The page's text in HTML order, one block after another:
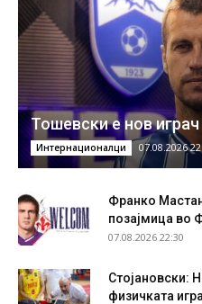
Тошевски е нов играч
Интернационалци 07.08.2026
Франко
позајмица во
07.08.2026 22:30
Стојановски:
физичката